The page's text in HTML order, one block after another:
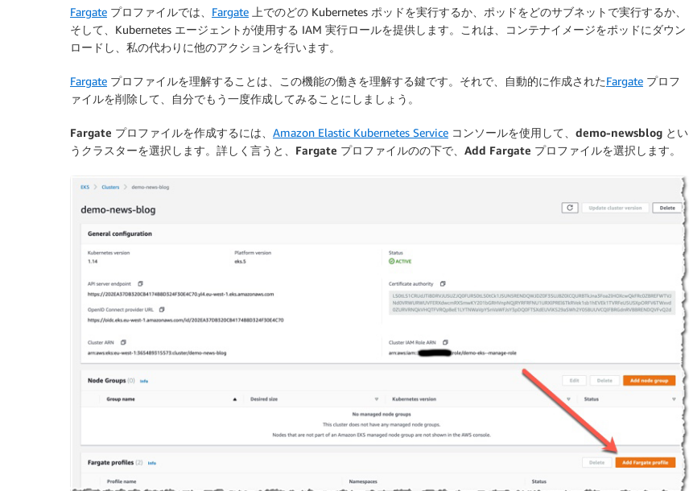
Fargate プロファイルでは、 Fargate 上でのどの Kubernetes ポッドを実行するか、ポッドをどのサブネットで実行するか、
そして、Kubernetes エージェントが使用する IAM 実行ロールを提供します。これは、コンテナイメージをポッドにダウン
ロードし、私の代わりに他のアクションを行います。
Fargate プロファイルを理解することは、この機能の働きを理解する鍵です。それで、自動的に作成されたFargate プロフ
ァイルを削除して、自分でもう一度作成してみることにしましょう。
Fargate プロファイルを作成するには、 Amazon Elastic Kubernetes Service コンソールを使用して、 demo-newsblog とい
うクラスターを選択します。詳しく言うと、 Fargate プロファイルのの下で、 Add Fargate プロファイルを選択します。